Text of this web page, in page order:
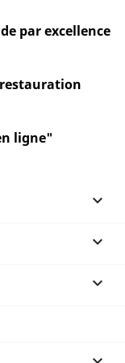
par excellence
ligne"


